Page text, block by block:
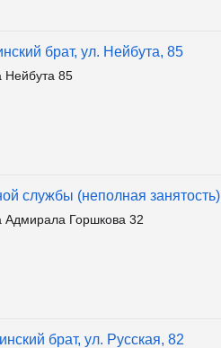
брат, ул. Нейбута, 85
85
службы (неполная занятость)
Горшкова 32
брат, ул. Русская, 82